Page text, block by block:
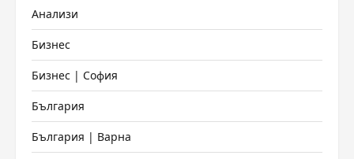
Анализи
Бизнес
Бизнес | София
България
България | Варна